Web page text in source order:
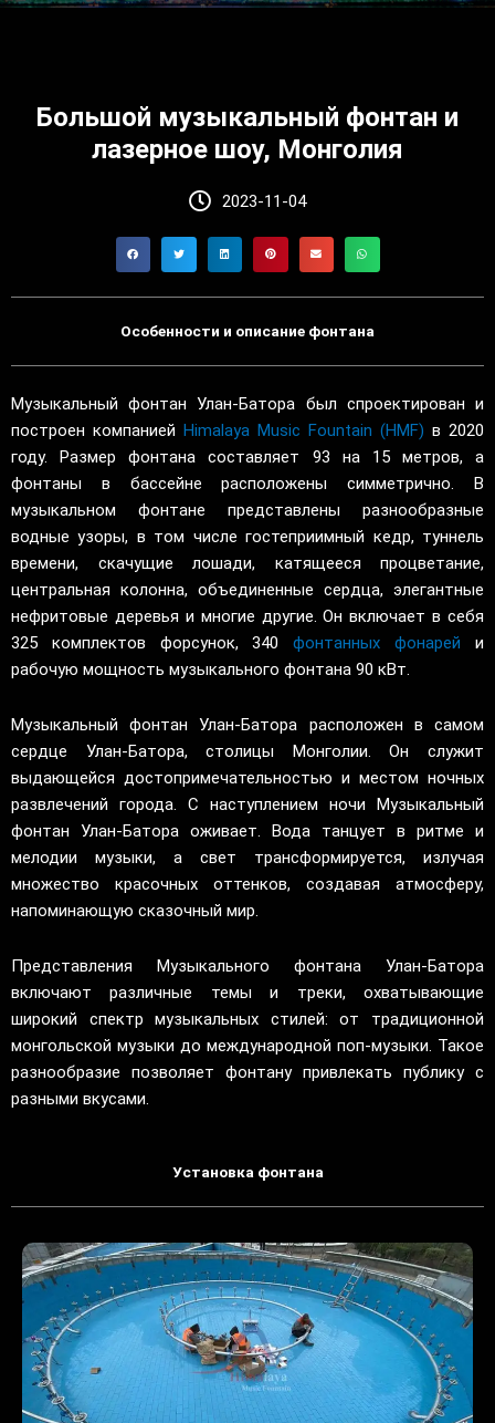
Большой музыкальный фонтан и
лазерное шоу, Монголия
2023-11-04
Особенности и описание фонтана
Музыкальный фонтан Улан-Батора был спроектирован и
построен компанией Himalaya Music Fountain (HMF) в 2020
году. Размер фонтана составляет 93 на 15 метров, а
фонтаны в бассейне расположены симметрично. В
музыкальном фонтане представлены разнообразные
водные узоры, в том числе гостеприимный кедр, туннель
времени, скачущие лошади, катящееся процветание,
центральная колонна, объединенные сердца, элегантные
нефритовые деревья и многие другие. Он включает в себя
325 комплектов форсунок, 340фонтанных фонарей и
рабочую мощность музыкального фонтана 90 кВт.
Музыкальный фонтан Улан-Батора расположен в самом
сердце Улан-Батора, столицы Монголии. Он служит
выдающейся достопримечательностью и местом ночных
развлечений города. С наступлением ночи Музыкальный
фонтан Улан-Батора оживает. Вода танцует в ритме и
мелодии музыки, а свет трансформируется, излучая
множество красочных оттенков, создавая атмосферу,
напоминающую сказочный мир.
Представления Музыкального фонтана Улан-Батора
включают различные темы и треки, охватывающие
широкий спектр музыкальных стилей: от традиционной
монгольской музыки до международной поп-музыки. Такое
разнообразие позволяет фонтану привлекать публику с
разными вкусами.
Установка фонтана